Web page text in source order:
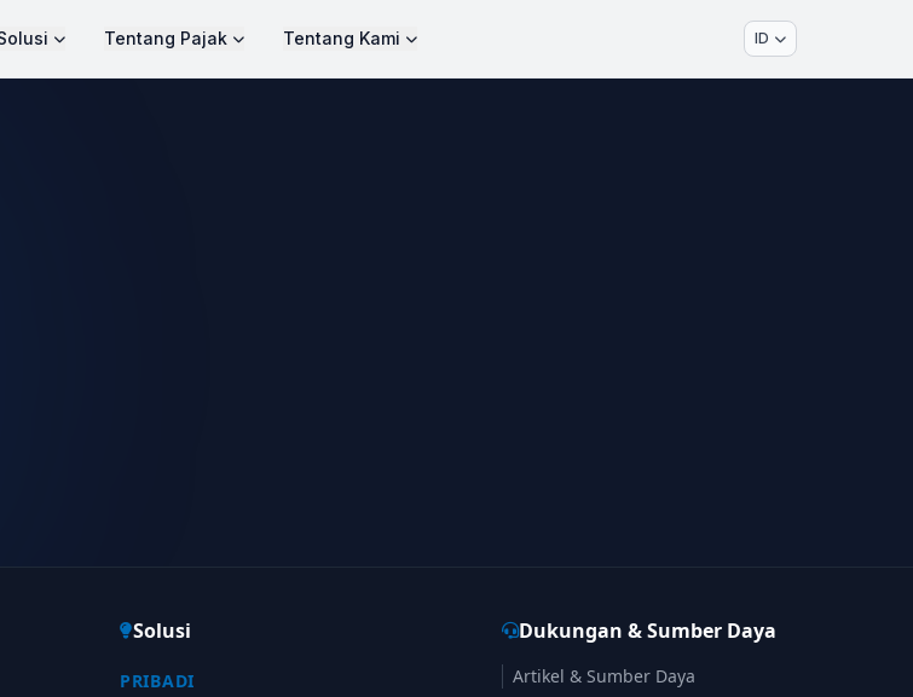
Tentang Pajak Tentang Kami ID
Solusi
PRIBADI
Dukungan & Sumber Daya
Artikel & Sumber Daya